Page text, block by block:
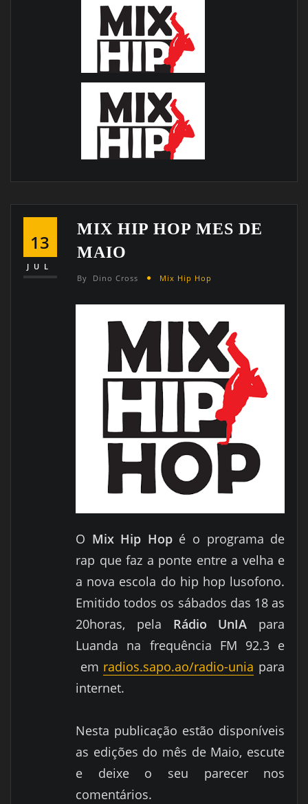
13
JUL
MIX HIP HOP MES DE
MAIO
By Dino Cross Mix Hip Hop
O Mix Hip Hopé o programa de
rap que faz a ponte entre a velha e
a nova escola do hip hop lusofono.
Emitido todos os sábados das 18 as
20horas, pela Rádio UnIA para
Luanda na frequência FM 92.3 e
em radios.sapo.ao/radio-unia para
internet.
Nesta publicação estão disponíveis
as edições do mês de Maio, escute
e deixe o seu parecer nos
comentários.